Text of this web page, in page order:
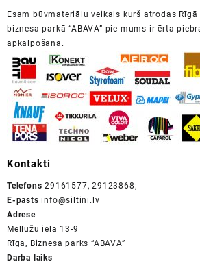
Esam būvmateriālu veikals kurš atrodas
biznesa parkā “ABAVA” pie mums ir ērta
apkalpošana.
Kontakti
Telefons 29161577, 29123868;
E-pasts info@siltini.lv
Adrese
Mellužu iela 13-9
Rīga, Biznesa parks “ABAVA”
Darba laiks